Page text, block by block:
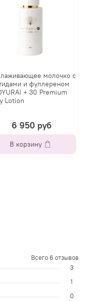
молочко с
и фуллереном
+ 30 Premium
Lotion
6 950 руб
В корзину
Всего 6 отзывов
3
1
0